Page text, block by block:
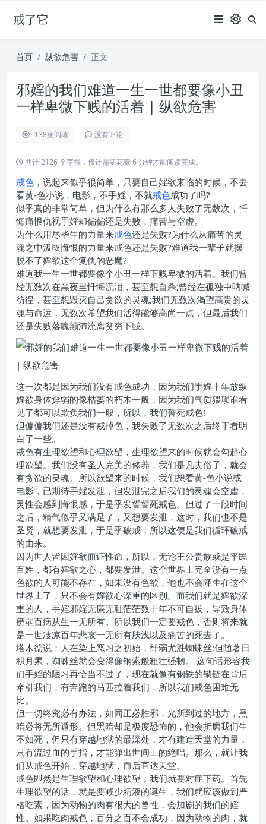
戒了它
首页 纵欲危害 正文
邪婬的我们难道一生一世都要像小丑
一样卑微下贱的活着 | 纵欲危害
138次阅读 没有评论
共计 2126 个字符，预计需要花费 6 分钟才能阅读完成。
戒色 ，说起来似乎很简单，只要自己婬欲来临的时候，不去
看黄-色小说，电影，不手婬，不就戒色成功了吗?
似乎真的非常简单，但为什么有那么多人失败了无数次，忏
悔痛恨仇视手婬却偏偏还是失败，痛苦与空虚。
为什么用尽毕生的力量来戒色还是失败?为什么从痛苦的灵
魂之中汲取悔恨的力量来戒色还是失败?难道我一辈子就摆
脱不了婬欲这个复仇的恶魔?
难道我一生一世都要像个小丑一样下贱卑微的活着。我们曾
经无数次在黑夜里忏悔流泪，甚至想自杀;曾经在孤独中呐喊
彷徨，甚至想毁灭自己贪欲的灵魂;我们无数次渴望高贵的灵
魂与命运，无数次希望我们活得能够高尚一点，但最后我们
还是失败落魄颠沛流离贫穷下贱。
这一次都是因为我们没有戒色成功，因为我们手婬十年放纵
婬欲身体孬弱的像枯萎的朽木一般，因为我们气质猥琐谁看
见了都可以欺负我们一般，所以，我们誓死戒色!
但偏偏我们还是没有戒掉色，我失败了无数次之后终于看明
白了一些。
戒色有生理欲望和心理欲望，生理欲望来的时候就会勾起心
理欲望。我们没有圣人完美的修养，我们是凡夫俗子，就会
有贪欲的灵魂。所以欲望来的时候，我们想看黄-色小说或
电影，已期待手婬发泄，但发泄完之后我们的灵魂会空虚，
灵性会感到悔恨感，于是乎发誓誓死戒色。但过了一段时间
之后，精气似乎又满足了，又想要发泄，这时，我们也不是
圣贤，就想要发泄，于是乎破戒，所以这便是我们循环破戒
的由来。
因为世人皆因婬欲而证性命，所以，无论王公贵族或是平民
百姓，都有婬欲之心，都要发泄。这个世界上完全没有一点
色欲的人可能不存在，如果没有色欲，他也不会降生在这个
世界上了，只不会有婬欲心深重的区别。而我们就是婬欲深
重的人，手婬邪婬无廉无耻茫茫数十年不可自拔，导致身体
痨弱百病从生一无所有。所以我们一定要戒色，否则将来就
是一世凄凉百年悲哀一无所有肤浅以及痛苦的死去了。
塔木德说：人在染上恶习之初始，纤弱尤胜蜘蛛丝;但随著日
积月累，蜘蛛丝就会变得像钢索般粗壮强韧。 这句话形容我
们手婬的陋习再恰当不过了，现在就像有钢铁的锁链在背后
牵引我们，有奔跑的马匹拉着我们，所以我们戒色困难无
比。
但一切终究必有办法，如同正必胜邪，光所到过的地方，黑
暗必将无所遁形。但黑暗却是极度恐怖的，他会折磨我们生
不如死，但只有穿越地狱的最深处，才有建造天堂的力量，
只有流过血的手指，才能弹出世间上的绝唱。那么，就让我
们从戒色开始，穿越地狱，而后直达天堂。
戒色即然是生理欲望和心理欲望，我们就要对症下药。首先
生理欲望的话，就是要减少精液的诞生，我们就应该做到严
格吃素，因为动物的肉有很大的兽性，会加剧的我们的婬
性。如果吃肉戒色，百分之百不会成功，因为动物的肉，就